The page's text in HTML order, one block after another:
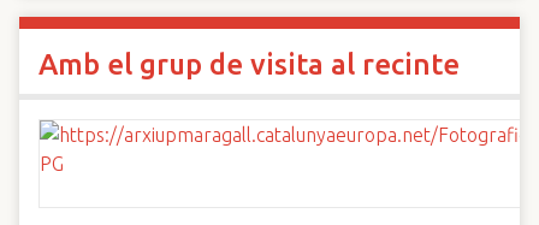
Amb el grup de visita al recinte